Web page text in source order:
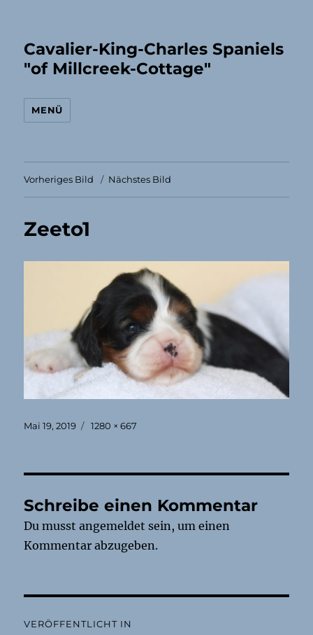
Cavalier-King-Charles Spaniels
"of Millcreek-Cottage"
MENÜ
Vorheriges Bild Nächstes Bild
Zeeto1
Veröffentlicht
Mai 19, 2019 Originalgröße
1280 × 667
Schreibe einen Kommentar
Du musstangemeldet sein, um einen
Kommentar abzugeben.
VERÖFFENTLICHT IN